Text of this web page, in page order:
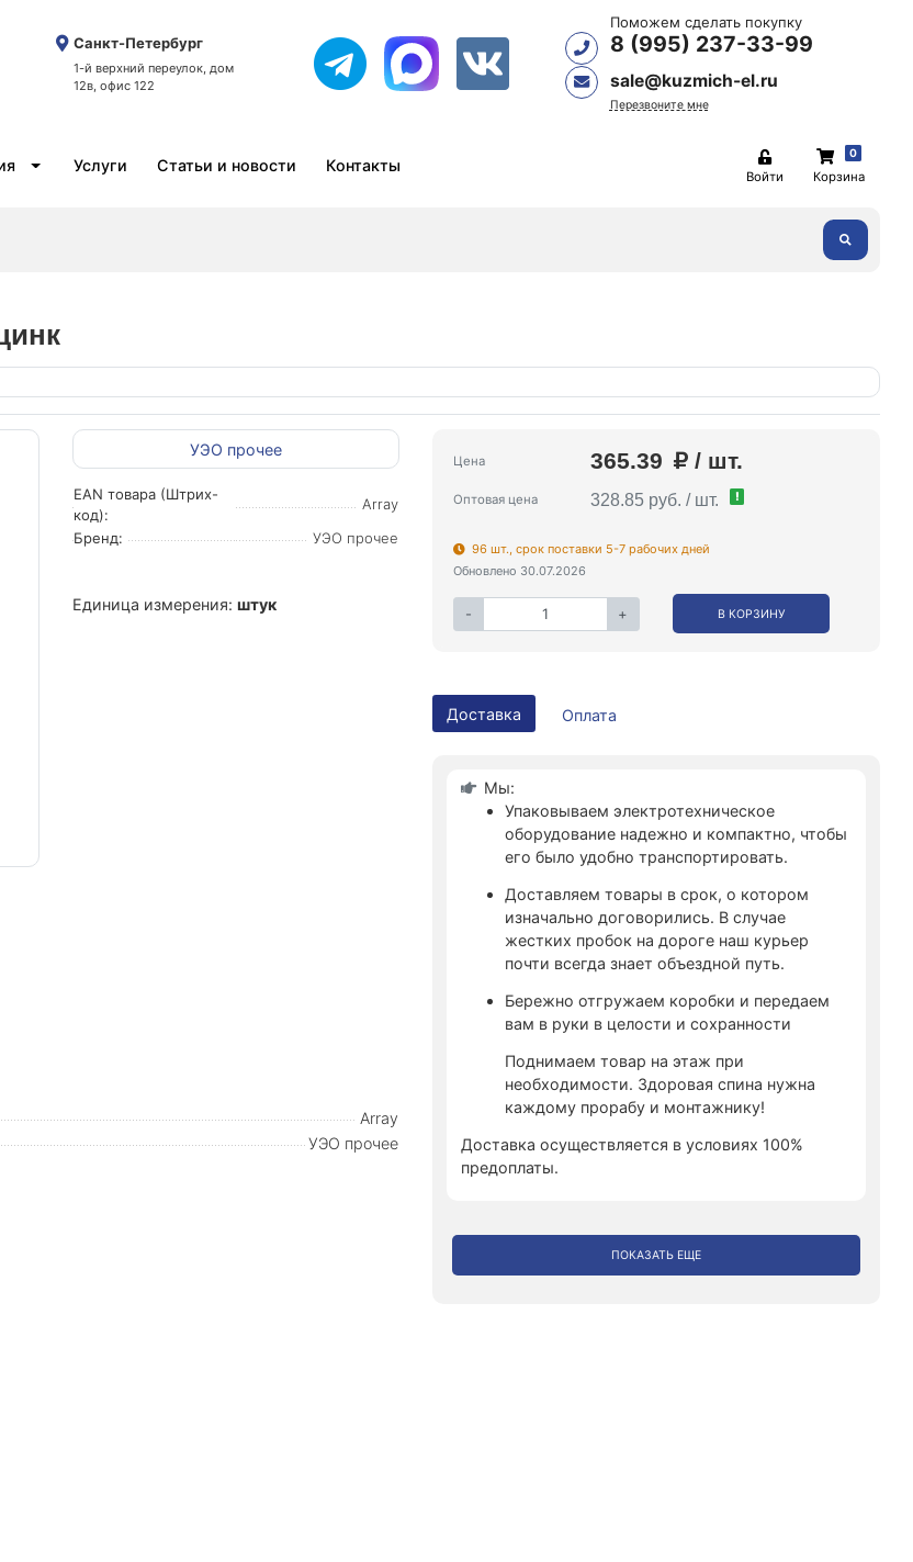
Санкт-Петербург
1-й верхний переулок, дом
12в, офис 122
Поможем сделать покупку
8 (995) 237-33-99
sale@kuzmich-el.ru
Перезвоните мне
Услуги Статьи и новости Контакты
Войти
0
Корзина
УЭО прочее
EAN товара (Штрих-
код):
Array
Бренд:
УЭО прочее
Единица измерения: штук
Цена 365.39 / шт.
Оптовая цена 328.85 руб. / шт. !
96 шт., срок поставки 5-7 рабочих дней
Обновлено 30.07.2026
- + В КОРЗИНУ
Доставка Оплата
Мы:
Упаковываем электротехническое
оборудование надежно и компактно, чтобы
его было удобно транспортировать.
Доставляем товары в срок, о котором
изначально договорились. В случае
жестких пробок на дороге наш курьер
почти всегда знает объездной путь.
Бережно отгружаем коробки и передаем
вам в руки в целости и сохранности
Поднимаем товар на этаж при
необходимости. Здоровая спина нужна
каждому прорабу и монтажнику!
Доставка осуществляется в условиях 100%
предоплаты.
ПОКАЗАТЬ ЕЩЕ
Array
УЭО прочее